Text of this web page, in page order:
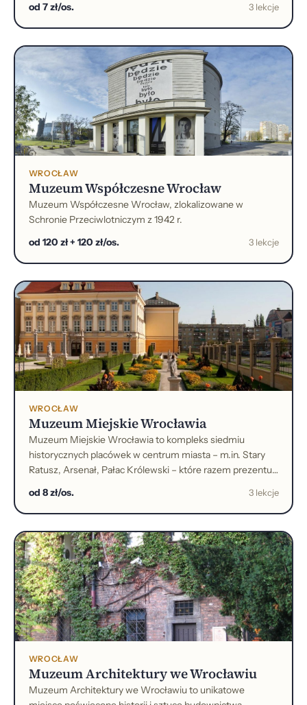
działało jako Muzeum Śląskie.
od 7 zł/os. 3 lekcje
WROCŁAW
Muzeum Współczesne Wrocław
Muzeum Współczesne Wrocław, zlokalizowane w
Schronie Przeciwlotniczym z 1942 r.
od 120 zł + 120 zł/os.
3 lekcje
WROCŁAW
Muzeum Miejskie Wrocławia
Muzeum Miejskie Wrocławia to kompleks siedmiu
historycznych placówek w centrum miasta – m.in. Stary
Ratusz, Arsenał, Pałac Królewski – które razem prezentują
muzeum militariów, aż po sztukę medalierską.
od 8 zł/os. 3 lekcje
WROCŁAW
Muzeum Architektury we Wrocławiu
Muzeum Architektury we Wrocławiu to unikatowe